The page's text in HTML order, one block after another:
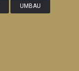
UMBAU